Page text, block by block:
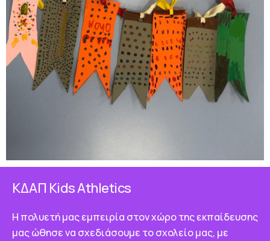
ΚΔΑΠ Κids Athletics
Η πολυετή μας εμπειρία στον χώρο της εκπαίδευσης
μας ώθησε να σχεδιάσουμε το σχολείο μας, με